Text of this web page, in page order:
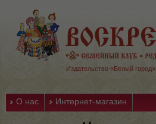
Издательство «Белый город»
О нас Интернет-магазин